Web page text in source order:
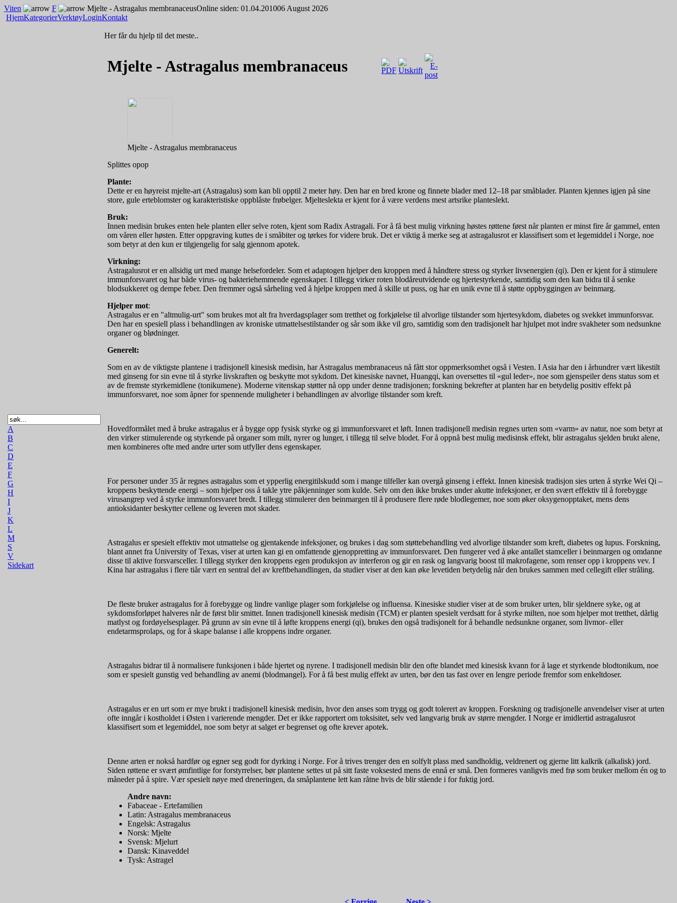
Viten F Mjelte - Astragalus membranaceusOnline siden: 01.04.201006 August 2026
HjemKategorierVerktøyLoginKontakt
A
B
C
D
E
F
G
H
I
J
K
L
M
S
V
Sidekart
Her får du hjelp til det meste..
Mjelte - Astragalus membranaceus
Mjelte - Astragalus membranaceus
Splittes opop
Plante:
Dette er en høyreist mjelte-art (Astragalus) som kan bli opptil 2 meter høy. Den har en bred krone og finnete blader med 12–18 par småblader. Planten kjennes igjen på sine
store, gule erteblomster og karakteristiske oppblåste frøbelger. Mjelteslekta er kjent for å være verdens mest artsrike planteslekt.
Bruk:
Innen medisin brukes enten hele planten eller selve roten, kjent som Radix Astragali. For å få best mulig virkning høstes røttene først når planten er minst fire år gammel, enten
om våren eller høsten. Etter oppgraving kuttes de i småbiter og tørkes for videre bruk. Det er viktig å merke seg at astragalusrot er klassifisert som et legemiddel i Norge, noe
som betyr at den kun er tilgjengelig for salg gjennom apotek.
Virkning:
Astragalusrot er en allsidig urt med mange helsefordeler. Som et adaptogen hjelper den kroppen med å håndtere stress og styrker livsenergien (qi). Den er kjent for å stimulere
immunforsvaret og har både virus- og bakteriehemmende egenskaper. I tillegg virker roten blodåreutvidende og hjertestyrkende, samtidig som den kan bidra til å senke
blodsukkeret og dempe feber. Den fremmer også sårheling ved å hjelpe kroppen med å skille ut puss, og har en unik evne til å støtte oppbyggingen av beinmarg.
Hjelper mot:
Astragalus er en "altmulig-urt" som brukes mot alt fra hverdagsplager som tretthet og forkjølelse til alvorlige tilstander som hjertesykdom, diabetes og svekket immunforsvar.
Den har en spesiell plass i behandlingen av kroniske utmattelsestilstander og sår som ikke vil gro, samtidig som den tradisjonelt har hjulpet mot indre svakheter som nedsunkne
organer og blødninger.
Generelt:
Som en av de viktigste plantene i tradisjonell kinesisk medisin, har Astragalus membranaceus nå fått stor oppmerksomhet også i Vesten. I Asia har den i århundrer vært likestilt
med ginseng for sin evne til å styrke livskraften og beskytte mot sykdom. Det kinesiske navnet, Huangqi, kan oversettes til «gul leder», noe som gjenspeiler dens status som et
av de fremste styrkemidlene (tonikumene). Moderne vitenskap støtter nå opp under denne tradisjonen; forskning bekrefter at planten har en betydelig positiv effekt på
immunforsvaret, noe som åpner for spennende muligheter i behandlingen av alvorlige tilstander som kreft.
Hovedformålet med å bruke astragalus er å bygge opp fysisk styrke og gi immunforsvaret et løft. Innen tradisjonell medisin regnes urten som «varm» av natur, noe som betyr at
den virker stimulerende og styrkende på organer som milt, nyrer og lunger, i tillegg til selve blodet. For å oppnå best mulig medisinsk effekt, blir astragalus sjelden brukt alene,
men kombineres ofte med andre urter som utfyller dens egenskaper.
For personer under 35 år regnes astragalus som et ypperlig energitilskudd som i mange tilfeller kan overgå ginseng i effekt. Innen kinesisk tradisjon sies urten å styrke Wei Qi –
kroppens beskyttende energi – som hjelper oss å takle ytre påkjenninger som kulde. Selv om den ikke brukes under akutte infeksjoner, er den svært effektiv til å forebygge
virusangrep ved å styrke immunforsvaret bredt. I tillegg stimulerer den beinmargen til å produsere flere røde blodlegemer, noe som øker oksygenopptaket, mens dens
antioksidanter beskytter cellene og leveren mot skader.
Astragalus er spesielt effektiv mot utmattelse og gjentakende infeksjoner, og brukes i dag som støttebehandling ved alvorlige tilstander som kreft, diabetes og lupus. Forskning,
blant annet fra University of Texas, viser at urten kan gi en omfattende gjenoppretting av immunforsvaret. Den fungerer ved å øke antallet stamceller i beinmargen og omdanne
disse til aktive forsvarsceller. I tillegg styrker den kroppens egen produksjon av interferon og gir en rask og langvarig boost til makrofagene, som renser opp i kroppens vev. I
Kina har astragalus i flere tiår vært en sentral del av kreftbehandlingen, da studier viser at den kan øke levetiden betydelig når den brukes sammen med cellegift eller stråling.
De fleste bruker astragalus for å forebygge og lindre vanlige plager som forkjølelse og influensa. Kinesiske studier viser at de som bruker urten, blir sjeldnere syke, og at
sykdomsforløpet halveres når de først blir smittet. Innen tradisjonell kinesisk medisin (TCM) er planten spesielt verdsatt for å styrke milten, noe som hjelper mot tretthet, dårlig
matlyst og fordøyelsesplager. På grunn av sin evne til å løfte kroppens energi (qi), brukes den også tradisjonelt for å behandle nedsunkne organer, som livmor- eller
endetarmsprolaps, og for å skape balanse i alle kroppens indre organer.
Astragalus bidrar til å normalisere funksjonen i både hjertet og nyrene. I tradisjonell medisin blir den ofte blandet med kinesisk kvann for å lage et styrkende blodtonikum, noe
som er spesielt gunstig ved behandling av anemi (blodmangel). For å få best mulig effekt av urten, bør den tas fast over en lengre periode fremfor som enkeltdoser.
Astragalus er en urt som er mye brukt i tradisjonell kinesisk medisin, hvor den anses som trygg og godt tolerert av kroppen. Forskning og tradisjonelle anvendelser viser at urten
ofte inngår i kostholdet i Østen i varierende mengder. Det er ikke rapportert om toksisitet, selv ved langvarig bruk av større mengder. I Norge er imidlertid astragalusrot
klassifisert som et legemiddel, noe som betyr at salget er begrenset og ofte krever apotek.
Denne arten er nokså hardfør og egner seg godt for dyrking i Norge. For å trives trenger den en solfylt plass med sandholdig, veldrenert og gjerne litt kalkrik (alkalisk) jord.
Siden røttene er svært ømfintlige for forstyrrelser, bør plantene settes ut på sitt faste voksested mens de ennå er små. Den formeres vanligvis med frø som bruker mellom én og to
måneder på å spire. Vær spesielt nøye med dreneringen, da småplantene lett kan råtne hvis de blir stående i for fuktig jord.
Andre navn:
Fabaceae - Ertefamilien
Latin: Astragalus membranaceus
Engelsk: Astragalus
Norsk: Mjelte
Svensk: Mjelurt
Dansk: Kinaveddel
Tysk: Astragel